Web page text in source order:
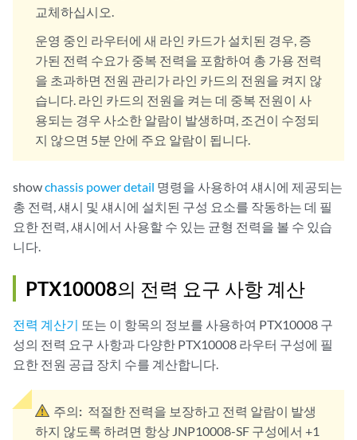
교체하십시오.
운영 중인 라우터에 새 라인 카드가 설치된 경우, 증
가된 전력 수요가 중복 전력을 포함하여 총 가용 전력
을 초과하면 전원 관리가 라인 카드의 전원을 켜지 않
습니다. 라인 카드의 전원을 켜는 데 중복 전원이 사
용되는 경우 사소한 알람이 발생하며, 조건이 수정되
지 않으면 5분 안에 주요 알람이 됩니다.
showchassis power detail 명령을 사용하여 섀시에 제공되는
총 전력, 섀시 및 섀시에 설치된 구성 요소를 작동하는 데 필
요한 전력, 섀시에서 사용할 수 있는 균형 전력을 볼 수 있습
니다.
PTX10008의 전력 요구 사항 계산
전력 계산기 또는 이 항목의 정보를 사용하여 PTX10008 구
성의 전력 요구 사항과 다양한 PTX10008 라우터 구성에 필
요한 전원 공급 장치 수를 계산합니다.
주의: 적절한 전력을 보장하고 전력 알람이 발생
하지 않도록 하려면 항상 JNP10008-SF 구성에서 +1